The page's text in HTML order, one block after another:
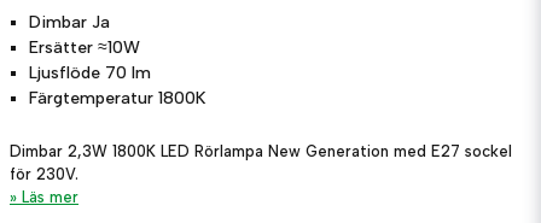
Dimbar Ja
Ersätter ≈10W
Ljusflöde 70 lm
Färgtemperatur 1800K
Dimbar 2,3W 1800K LED Rörlampa New Generation med E27 sockel
för 230V.
Läs mer